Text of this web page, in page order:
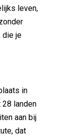
leven,
die je
in
28 landen
aan bij
dat